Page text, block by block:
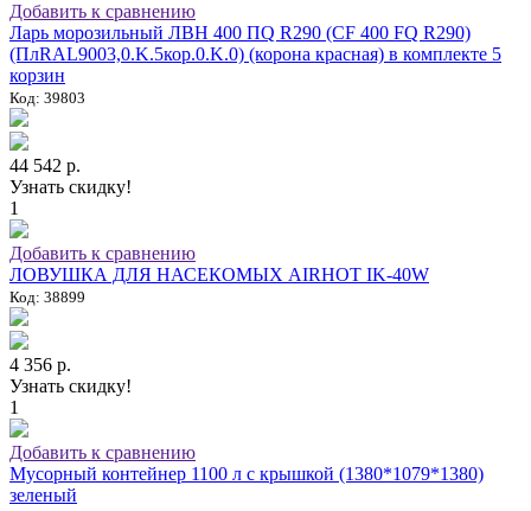
Добавить к сравнению
Ларь морозильный ЛВН 400 ПQ R290 (СF 400 FQ R290)
(ПлRAL9003,0.K.5кор.0.K.0) (корона красная) в комплекте 5
корзин
Код: 39803
44 542 р.
Узнать скидку!
1
Добавить к сравнению
ЛОВУШКА ДЛЯ НАСЕКОМЫХ AIRHOT IK-40W
Код: 38899
4 356 р.
Узнать скидку!
1
Добавить к сравнению
Мусорный контейнер 1100 л с крышкой (1380*1079*1380)
зеленый